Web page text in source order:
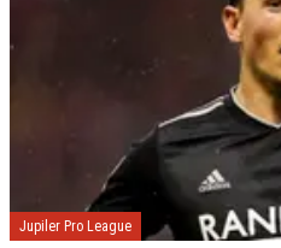
Jupiler Pro League